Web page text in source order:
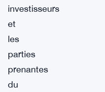
investisseurs
et
les
parties
prenantes
du